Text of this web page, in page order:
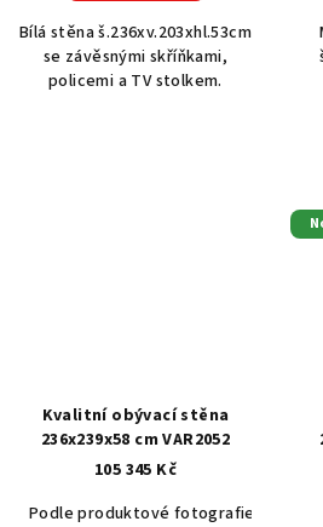
Bílá stěna š.236xv.203xhl.53cm
se závěsnými skříňkami,
policemi a TV stolkem.
Kvalitní obývací stěna
236x239x58 cm VAR2052
105 345 Kč
Podle produktové fotografie
Akát